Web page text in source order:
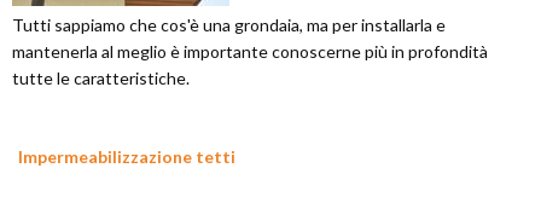
Tutti sappiamo che cos'è una grondaia, ma per installarla e
mantenerla al meglio è importante conoscerne più in profondità
tutte le caratteristiche.
Impermeabilizzazione tetti